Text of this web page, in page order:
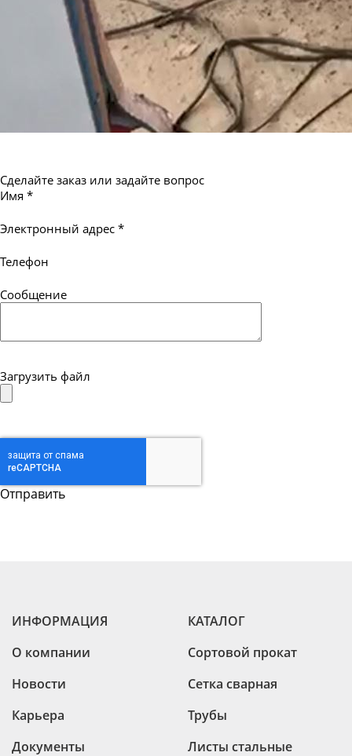
Сделайте заказ или задайте вопрос
Имя *
Электронный адрес *
Телефон
Сообщение
Загрузить файл
ИНФОРМАЦИЯ
О компании
Новости
Карьера
Документы
КАТАЛОГ
Сортовой прокат
Сетка сварная
Трубы
Листы стальные